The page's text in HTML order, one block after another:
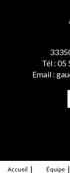
Tél : 05
Email :
Accueil Équipe